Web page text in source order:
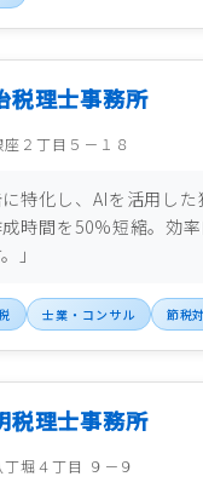
税理士事務所
２丁目５－１８
に特化し、AIを活用し
時間を50%短縮。効
」
士業・コンサル 節税
税理士事務所
堀４丁目 ９－９